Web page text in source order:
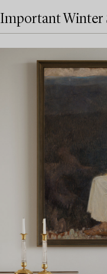
Important Winter